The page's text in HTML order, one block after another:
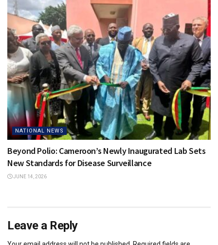
NATIONAL NEWS
Beyond Polio: Cameroon’s Newly Inaugurated Lab Sets
New Standards for Disease Surveillance
JUNE 14, 2026
Leave a Reply